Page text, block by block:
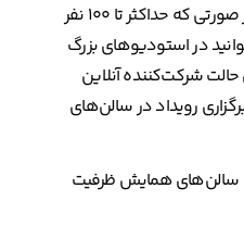
شرکت‌کننده حضوری را دارند. در صورتی که حداکثر تا ۱۰۰ نفر
در استودیوهای بزرگ
حالت شرکت‌کننده آنلاین
رویداد در سالن‌های
سالن‌های همایش ظرفیت